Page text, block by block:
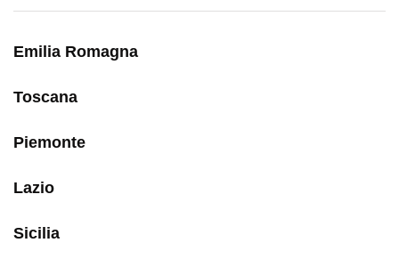
Emilia Romagna
Toscana
Piemonte
Lazio
Sicilia